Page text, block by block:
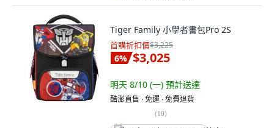
Tiger Family 小學者書包Pro 2S
首購折扣價$3,225
6% $3,025
明天 8/10 (一) 預計送達
酷澎直售 ∙ 免運 ∙ 免費退貨
(10)